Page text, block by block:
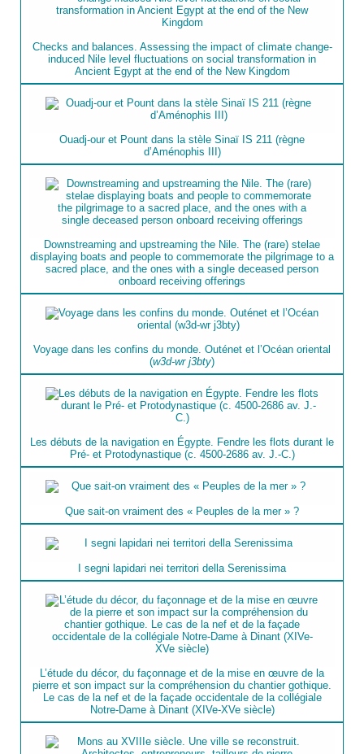
Checks and balances. Assessing the impact of climate change-
induced Nile level fluctuations on social transformation in
Ancient Egypt at the end of the New Kingdom
Ouadj-our et Pount dans la stèle Sinaï IS 211 (règne
d’Aménophis III)
Downstreaming and upstreaming the Nile. The (rare) stelae
displaying boats and people to commemorate the pilgrimage to a
sacred place, and the ones with a single deceased person
onboard receiving offerings
Voyage dans les confins du monde. Outénet et l’Océan oriental
(w3d-wr j3bty)
Les débuts de la navigation en Égypte. Fendre les flots durant le
Pré- et Protodynastique (c. 4500-2686 av. J.-C.)
Que sait-on vraiment des « Peuples de la mer » ?
I segni lapidari nei territori della Serenissima
L’étude du décor, du façonnage et de la mise en œuvre de la
pierre et son impact sur la compréhension du chantier gothique.
Le cas de la nef et de la façade occidentale de la collégiale
Notre-Dame à Dinant (XIVe-XVe siècle)